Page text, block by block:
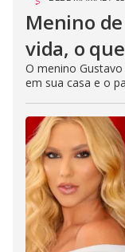
Menino
vida, o
O menino
em sua casa e o